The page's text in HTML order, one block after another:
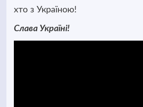
хто з Україною!
Слава Україні!